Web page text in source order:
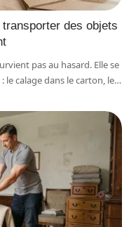
des objets
pas au hasard. Elle se
le calage dans le carton, le…